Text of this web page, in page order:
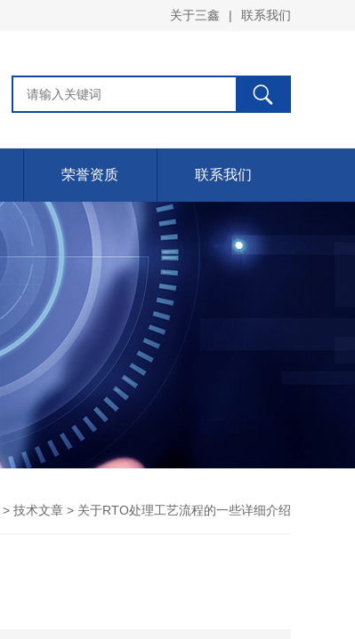
关于三鑫 | 联系我们
荣誉资质 联系我们
> 技术文章 > 关于RTO处理工艺流程的一些详细介绍